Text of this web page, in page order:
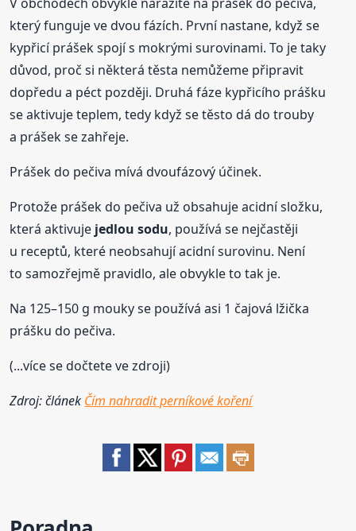
který funguje ve dvou fázích. První nastane, když se
kypřicí prášek spojí s mokrými surovinami. To je taky
důvod, proč si některá těsta nemůžeme připravit
dopředu a péct později. Druhá fáze kypřicího prášku
se aktivuje teplem, tedy když se těsto dá do trouby
a prášek se zahřeje.
Prášek do pečiva mívá dvoufázový účinek.
Protože prášek do pečiva už obsahuje acidní složku,
která aktivuje jedlou sodu, používá se nejčastěji
u receptů, které neobsahují acidní surovinu. Není
to samozřejmě pravidlo, ale obvykle to tak je.
Na 125–150 g mouky se používá asi 1 čajová lžička
prášku do pečiva.
(...více se dočtete ve zdroji)
Zdroj: článek Čím nahradit perníkové koření